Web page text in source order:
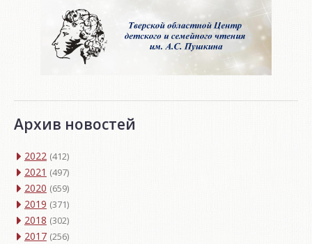
Архив новостей
2022 (412)
2021 (497)
2020 (659)
2019 (371)
2018 (302)
2017 (256)